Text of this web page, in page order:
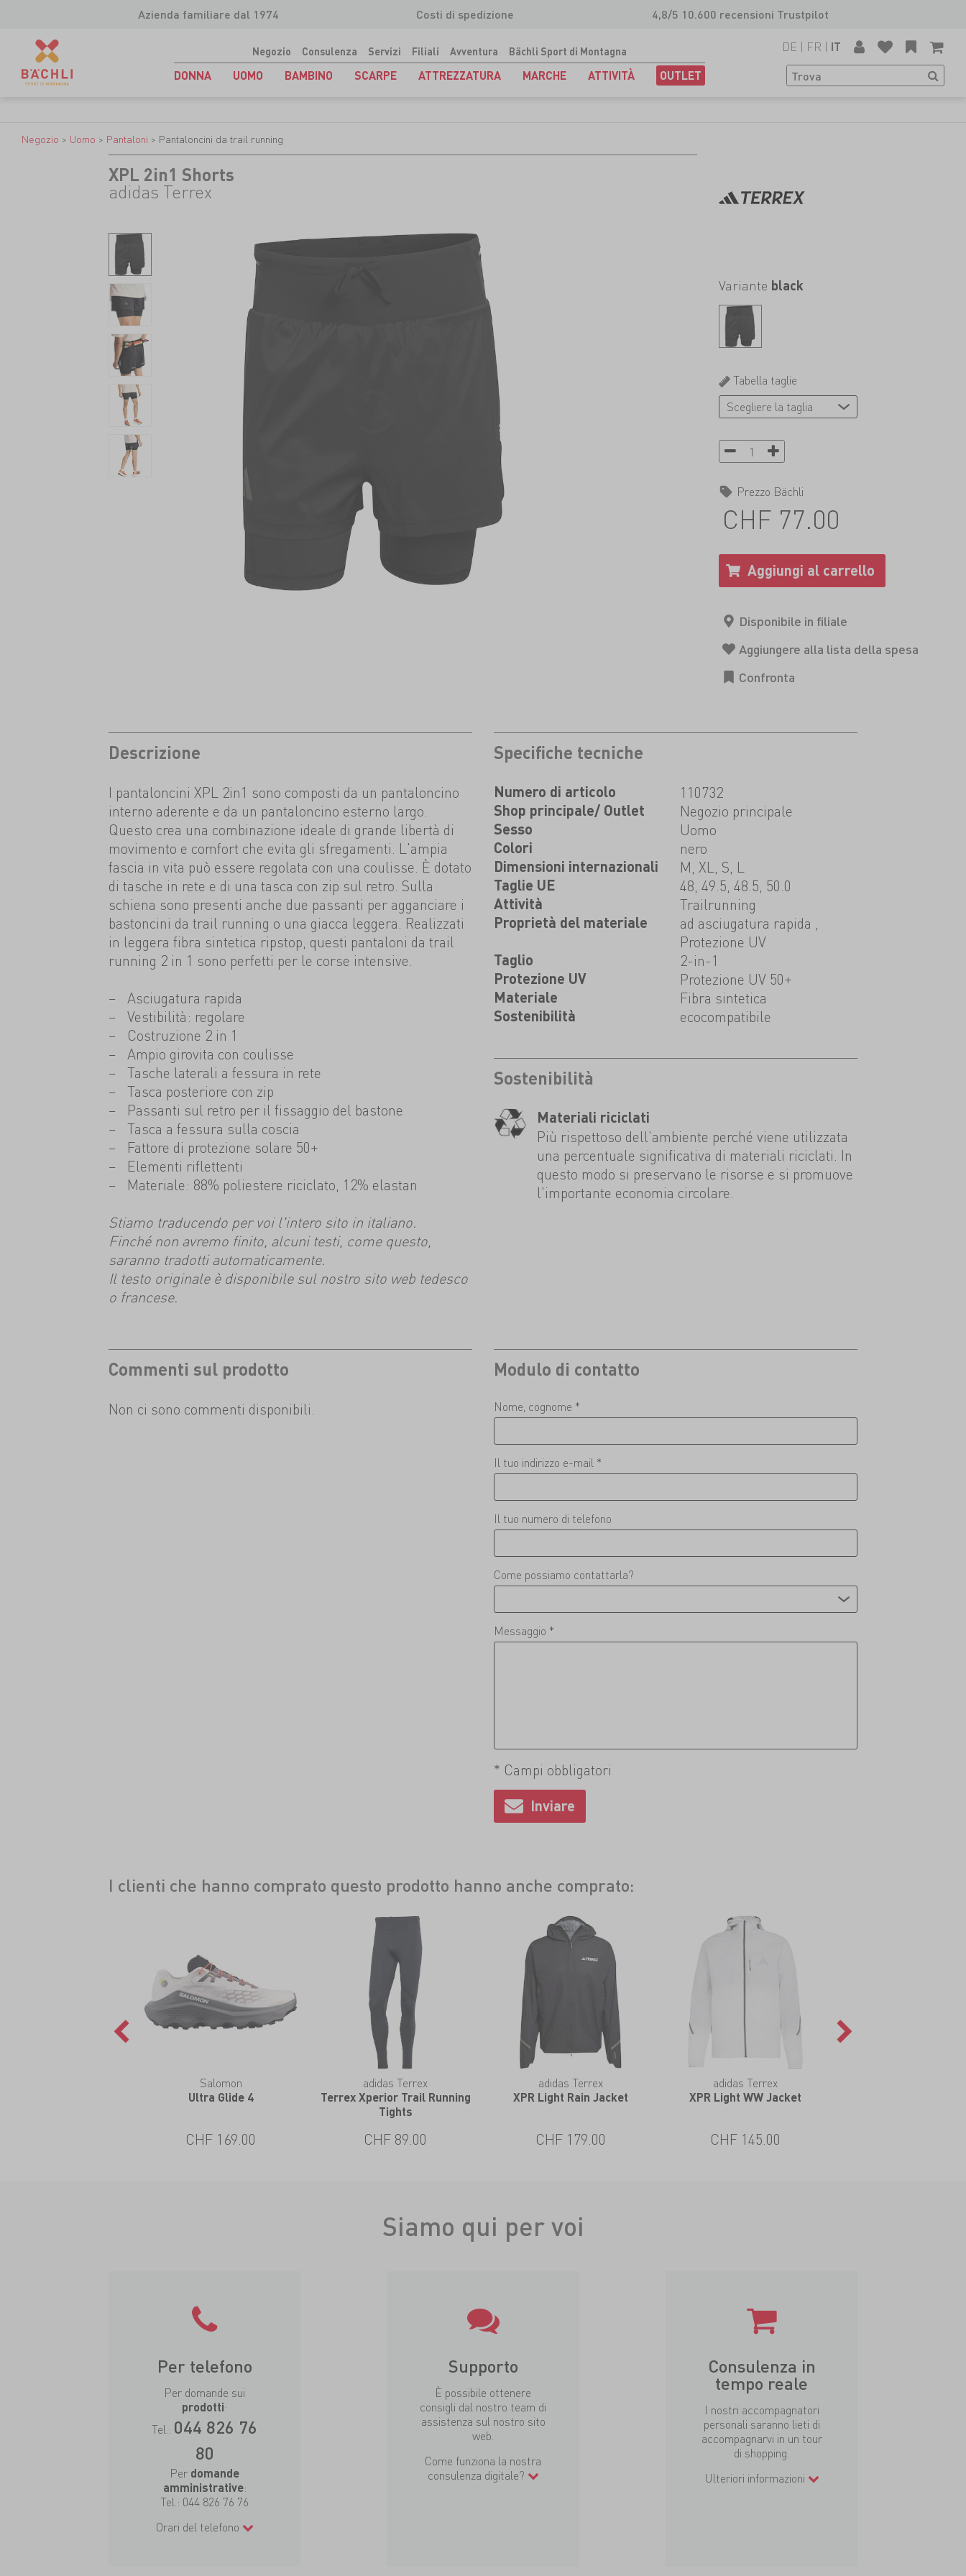
Azienda familiare dal 1974 Costi di spedizione 4,8/5 10.600 recensioni Trustpilot
Negozio Consulenza Servizi Filiali Avventura Bächli Sport di Montagna
DONNA UOMO BAMBINO SCARPE ATTREZZATURA MARCHE ATTIVITÀ OUTLET
DE | FR | IT
Negozio > Uomo > Pantaloni > Pantaloncini da trail running
XPL 2in1 Shorts
adidas Terrex
Variante black
Tabella taglie
Prezzo Bächli
CHF 77.00
Descrizione
I pantaloncini XPL 2in1 sono composti da un pantaloncino
interno aderente e da un pantaloncino esterno largo.
Questo crea una combinazione ideale di grande libertà di
movimento e comfort che evita gli sfregamenti. L'ampia
fascia in vita può essere regolata con una coulisse. È dotato
di tasche in rete e di una tasca con zip sul retro. Sulla
schiena sono presenti anche due passanti per agganciare i
bastoncini da trail running o una giacca leggera. Realizzati
in leggera fibra sintetica ripstop, questi pantaloni da trail
running 2 in 1 sono perfetti per le corse intensive.
Asciugatura rapida
Vestibilità: regolare
Costruzione 2 in 1
Ampio girovita con coulisse
Tasche laterali a fessura in rete
Tasca posteriore con zip
Passanti sul retro per il fissaggio del bastone
Tasca a fessura sulla coscia
Fattore di protezione solare 50+
Elementi riflettenti
Materiale: 88% poliestere riciclato, 12% elastan
Stiamo traducendo per voi l'intero sito in italiano.
Finché non avremo finito, alcuni testi, come questo,
saranno tradotti automaticamente.
Il testo originale è disponibile sul nostro sito web tedesco
o francese.
Specifiche tecniche
Numero di articolo 110732
Shop principale/ Outlet Negozio principale
Sesso Uomo
Colori nero
Dimensioni internazionali M, XL, S, L
Taglie UE 48, 49.5, 48.5, 50.0
Attività Trailrunning
Proprietà del materiale
ad asciugatura rapida ,
Protezione UV
Taglio 2-in-1
Protezione UV Protezione UV 50+
Materiale Fibra sintetica
Sostenibilità ecocompatibile
Sostenibilità
Materiali riciclati
Più rispettoso dell'ambiente perché viene utilizzata
una percentuale significativa di materiali riciclati. In
questo modo si preservano le risorse e si promuove
l'importante economia circolare.
Commenti sul prodotto
Non ci sono commenti disponibili.
Modulo di contatto
Nome, cognome *
Il tuo indirizzo e-mail *
Il tuo numero di telefono
Come possiamo contattarla?
Messaggio *
* Campi obbligatori
I clienti che hanno comprato questo prodotto hanno anche comprato:
Salomon
Ultra Glide 4
CHF 169.00
adidas Terrex
Terrex Xperior Trail Running
Tights
CHF 89.00
adidas Terrex
XPR Light Rain Jacket
CHF 179.00
adidas Terrex
XPR Light WW Jacket
CHF 145.00
Siamo qui per voi
Per telefono
Per domande sui
prodotti:
Tel.: 044 826 76
80
Per domande
amministrative:
Tel.: 044 826 76 76
Orari del telefono
Supporto
È possibile ottenere
consigli dal nostro team di
assistenza sul nostro sito
web.
Come funziona la nostra
consulenza digitale?
Consulenza in
tempo reale
I nostri accompagnatori
personali saranno lieti di
accompagnarvi in un tour
di shopping.
Ulteriori informazioni